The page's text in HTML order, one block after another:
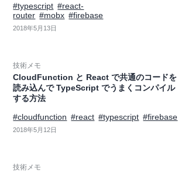
#typescript #react-
router #mobx #firebase
2018年5月13日
技術メモ
CloudFunction と React で共通のコードを
読み込んで TypeScript でうまくコンパイル
する方法
#cloudfunction #react #typescript #firebase
2018年5月12日
技術メモ